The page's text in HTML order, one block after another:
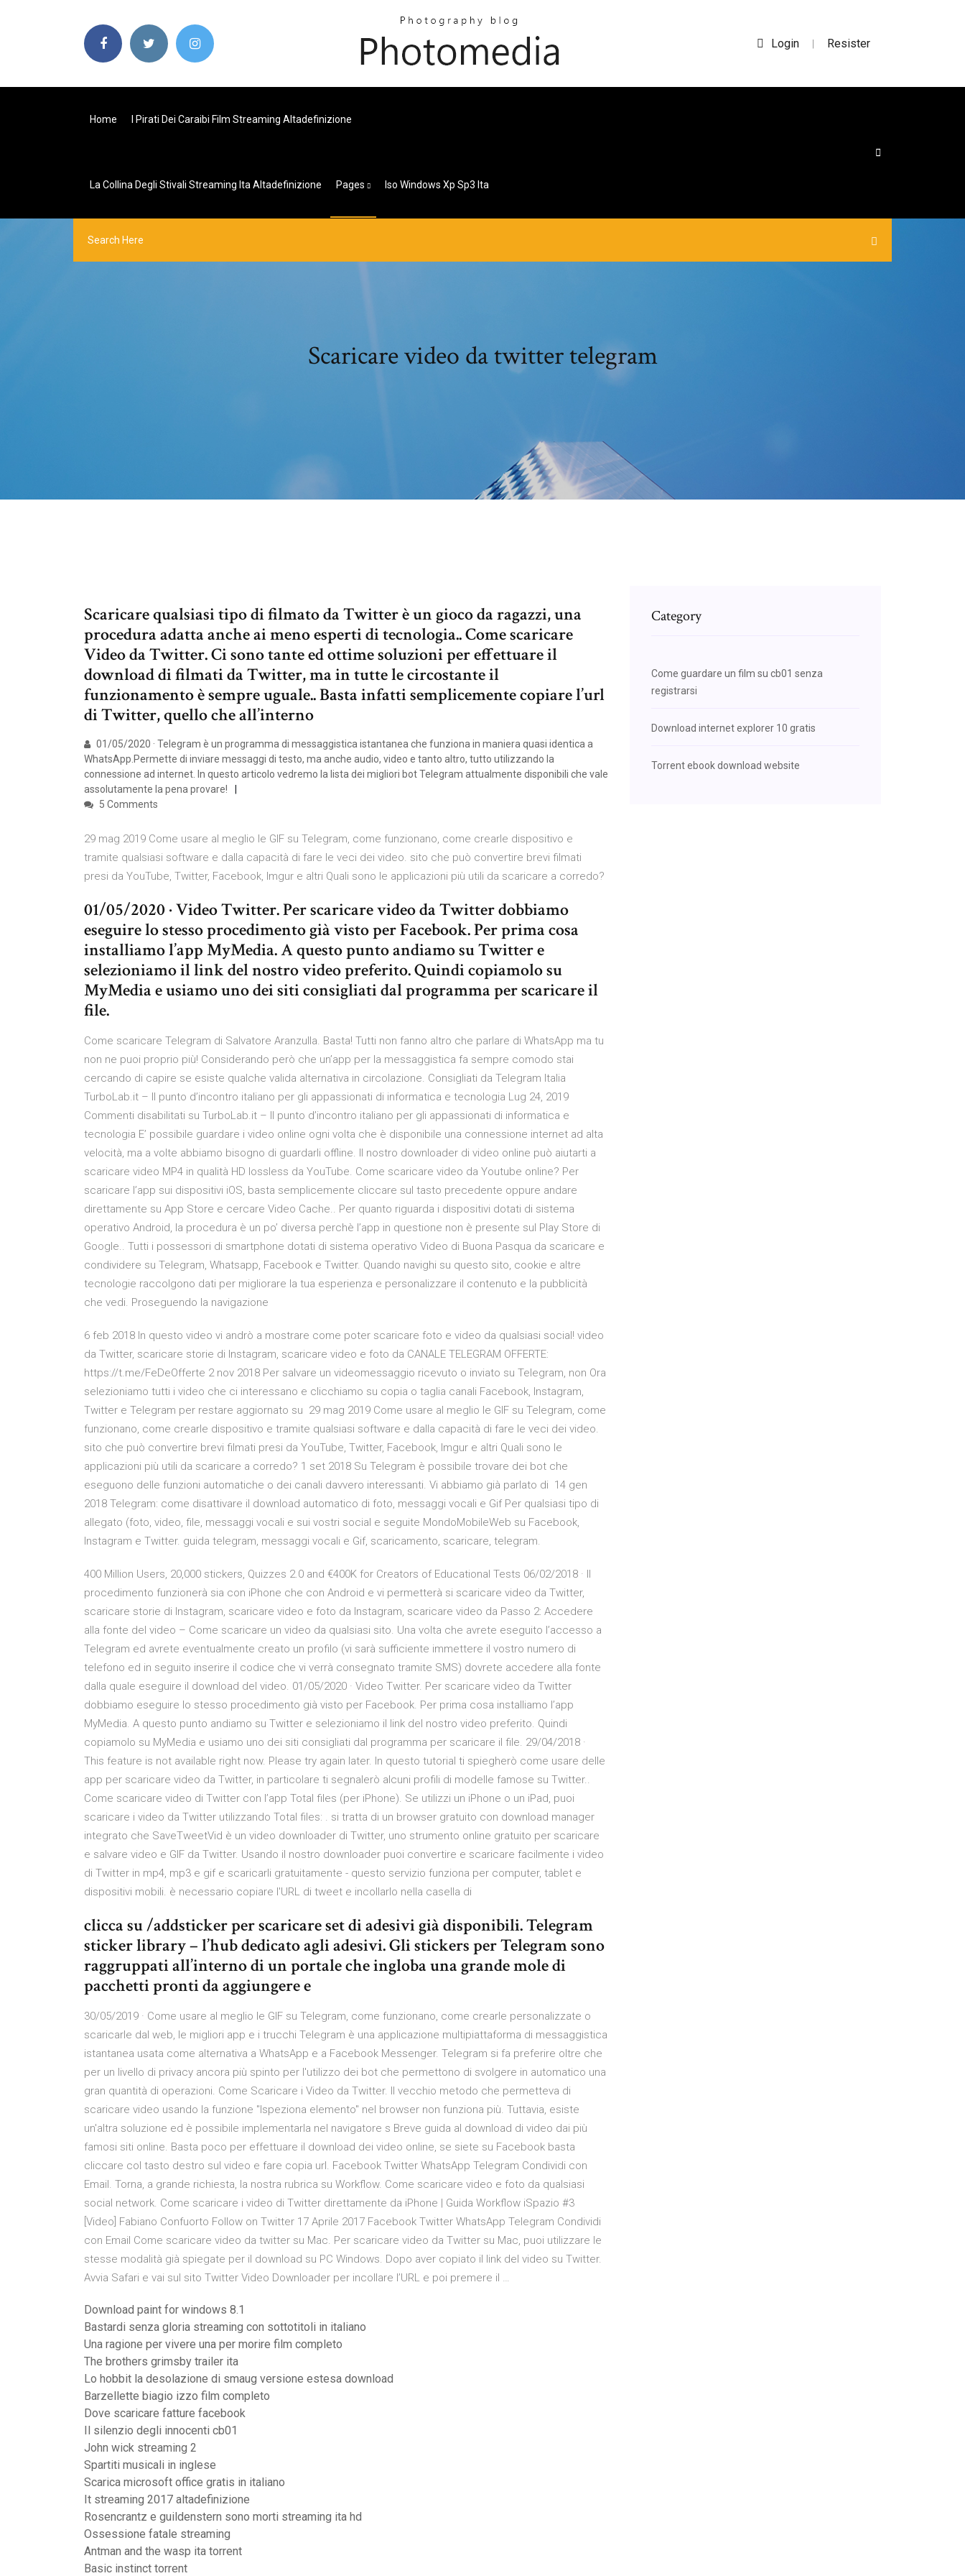
Login | Resister
Home I Pirati Dei Caraibi Film Streaming Altadefinizione
La Collina Degli Stivali Streaming Ita Altadefinizione Pages Iso Windows Xp Sp3 Ita
Scaricare video da twitter telegram
Scaricare qualsiasi tipo di filmato da Twitter è un gioco da ragazzi, una
procedura adatta anche ai meno esperti di tecnologia.. Come scaricare
Video da Twitter. Ci sono tante ed ottime soluzioni per effettuare il
download di filmati da Twitter, ma in tutte le circostante il
funzionamento è sempre uguale.. Basta infatti semplicemente copiare l’url
di Twitter, quello che all’interno
01/05/2020 · Telegram è un programma di messaggistica istantanea che funziona in maniera quasi identica a
WhatsApp.Permette di inviare messaggi di testo, ma anche audio, video e tanto altro, tutto utilizzando la
connessione ad internet. In questo articolo vedremo la lista dei migliori bot Telegram attualmente disponibili che vale
assolutamente la pena provare!
5 Comments
29 mag 2019 Come usare al meglio le GIF su Telegram, come funzionano, come crearle dispositivo e
tramite qualsiasi software e dalla capacità di fare le veci dei video. sito che può convertire brevi filmati
presi da YouTube, Twitter, Facebook, Imgur e altri Quali sono le applicazioni più utili da scaricare a corredo?
01/05/2020 · Video Twitter. Per scaricare video da Twitter dobbiamo
eseguire lo stesso procedimento già visto per Facebook. Per prima cosa
installiamo l’app MyMedia. A questo punto andiamo su Twitter e
selezioniamo il link del nostro video preferito. Quindi copiamolo su
MyMedia e usiamo uno dei siti consigliati dal programma per scaricare il
file.
Come scaricare Telegram di Salvatore Aranzulla. Basta! Tutti non fanno altro che parlare di WhatsApp ma tu
non ne puoi proprio più! Considerando però che un’app per la messaggistica fa sempre comodo stai
cercando di capire se esiste qualche valida alternativa in circolazione. Consigliati da Telegram Italia
TurboLab.it – Il punto d’incontro italiano per gli appassionati di informatica e tecnologia Lug 24, 2019
Commenti disabilitati su TurboLab.it – Il punto d’incontro italiano per gli appassionati di informatica e
tecnologia E’ possibile guardare i video online ogni volta che è disponibile una connessione internet ad alta
velocità, ma a volte abbiamo bisogno di guardarli offline. Il nostro downloader di video online può aiutarti a
scaricare video MP4 in qualità HD lossless da YouTube. Come scaricare video da Youtube online? Per
scaricare l’app sui dispositivi iOS, basta semplicemente cliccare sul tasto precedente oppure andare
direttamente su App Store e cercare Video Cache.. Per quanto riguarda i dispositivi dotati di sistema
operativo Android, la procedura è un po’ diversa perchè l’app in questione non è presente sul Play Store di
Google.. Tutti i possessori di smartphone dotati di sistema operativo Video di Buona Pasqua da scaricare e
condividere su Telegram, Whatsapp, Facebook e Twitter. Quando navighi su questo sito, cookie e altre
tecnologie raccolgono dati per migliorare la tua esperienza e personalizzare il contenuto e la pubblicità
che vedi. Proseguendo la navigazione
6 feb 2018 In questo video vi andrò a mostrare come poter scaricare foto e video da qualsiasi social! video
da Twitter, scaricare storie di Instagram, scaricare video e foto da CANALE TELEGRAM OFFERTE:
https://t.me/FeDeOfferte 2 nov 2018 Per salvare un videomessaggio ricevuto o inviato su Telegram, non Ora
selezioniamo tutti i video che ci interessano e clicchiamo su copia o taglia canali Facebook, Instagram,
Twitter e Telegram per restare aggiornato su 29 mag 2019 Come usare al meglio le GIF su Telegram, come
funzionano, come crearle dispositivo e tramite qualsiasi software e dalla capacità di fare le veci dei video.
sito che può convertire brevi filmati presi da YouTube, Twitter, Facebook, Imgur e altri Quali sono le
applicazioni più utili da scaricare a corredo? 1 set 2018 Su Telegram è possibile trovare dei bot che
eseguono delle funzioni automatiche o dei canali davvero interessanti. Vi abbiamo già parlato di 14 gen
2018 Telegram: come disattivare il download automatico di foto, messaggi vocali e Gif Per qualsiasi tipo di
allegato (foto, video, file, messaggi vocali e sui vostri social e seguite MondoMobileWeb su Facebook,
Instagram e Twitter. guida telegram, messaggi vocali e Gif, scaricamento, scaricare, telegram.
400 Million Users, 20,000 stickers, Quizzes 2.0 and €400K for Creators of Educational Tests 06/02/2018 · Il
procedimento funzionerà sia con iPhone che con Android e vi permetterà si scaricare video da Twitter,
scaricare storie di Instagram, scaricare video e foto da Instagram, scaricare video da Passo 2: Accedere
alla fonte del video – Come scaricare un video da qualsiasi sito. Una volta che avrete eseguito l’accesso a
Telegram ed avrete eventualmente creato un profilo (vi sarà sufficiente immettere il vostro numero di
telefono ed in seguito inserire il codice che vi verrà consegnato tramite SMS) dovrete accedere alla fonte
dalla quale eseguire il download del video. 01/05/2020 · Video Twitter. Per scaricare video da Twitter
dobbiamo eseguire lo stesso procedimento già visto per Facebook. Per prima cosa installiamo l’app
MyMedia. A questo punto andiamo su Twitter e selezioniamo il link del nostro video preferito. Quindi
copiamolo su MyMedia e usiamo uno dei siti consigliati dal programma per scaricare il file. 29/04/2018 ·
This feature is not available right now. Please try again later. In questo tutorial ti spiegherò come usare delle
app per scaricare video da Twitter, in particolare ti segnalerò alcuni profili di modelle famose su Twitter..
Come scaricare video di Twitter con l’app Total files (per iPhone). Se utilizzi un iPhone o un iPad, puoi
scaricare i video da Twitter utilizzando Total files: . si tratta di un browser gratuito con download manager
integrato che SaveTweetVid è un video downloader di Twitter, uno strumento online gratuito per scaricare
e salvare video e GIF da Twitter. Usando il nostro downloader puoi convertire e scaricare facilmente i video
di Twitter in mp4, mp3 e gif e scaricarli gratuitamente - questo servizio funziona per computer, tablet e
dispositivi mobili. è necessario copiare l'URL di tweet e incollarlo nella casella di
clicca su /addsticker per scaricare set di adesivi già disponibili. Telegram
sticker library – l’hub dedicato agli adesivi. Gli stickers per Telegram sono
raggruppati all’interno di un portale che ingloba una grande mole di
pacchetti pronti da aggiungere e
30/05/2019 · Come usare al meglio le GIF su Telegram, come funzionano, come crearle personalizzate o
scaricarle dal web, le migliori app e i trucchi Telegram è una applicazione multipiattaforma di messaggistica
istantanea usata come alternativa a WhatsApp e a Facebook Messenger. Telegram si fa preferire oltre che
per un livello di privacy ancora più spinto per l'utilizzo dei bot che permettono di svolgere in automatico una
gran quantità di operazioni. Come Scaricare i Video da Twitter. Il vecchio metodo che permetteva di
scaricare video usando la funzione "Ispeziona elemento" nel browser non funziona più. Tuttavia, esiste
un'altra soluzione ed è possibile implementarla nel navigatore s Breve guida al download di video dai più
famosi siti online. Basta poco per effettuare il download dei video online, se siete su Facebook basta
cliccare col tasto destro sul video e fare copia url. Facebook Twitter WhatsApp Telegram Condividi con
Email. Torna, a grande richiesta, la nostra rubrica su Workflow. Come scaricare video e foto da qualsiasi
social network. Come scaricare i video di Twitter direttamente da iPhone | Guida Workflow iSpazio #3
[Video] Fabiano Confuorto Follow on Twitter 17 Aprile 2017 Facebook Twitter WhatsApp Telegram Condividi
con Email Come scaricare video da twitter su Mac. Per scaricare video da Twitter su Mac, puoi utilizzare le
stesse modalità già spiegate per il download su PC Windows. Dopo aver copiato il link del video su Twitter.
Avvia Safari e vai sul sito Twitter Video Downloader per incollare l’URL e poi premere il …
Download paint for windows 8.1
Bastardi senza gloria streaming con sottotitoli in italiano
Una ragione per vivere una per morire film completo
The brothers grimsby trailer ita
Lo hobbit la desolazione di smaug versione estesa download
Barzellette biagio izzo film completo
Dove scaricare fatture facebook
Il silenzio degli innocenti cb01
John wick streaming 2
Spartiti musicali in inglese
Scarica microsoft office gratis in italiano
It streaming 2017 altadefinizione
Rosencrantz e guildenstern sono morti streaming ita hd
Ossessione fatale streaming
Antman and the wasp ita torrent
Basic instinct torrent
Category
Come guardare un film su cb01 senza
registrarsi
Download internet explorer 10 gratis
Torrent ebook download website